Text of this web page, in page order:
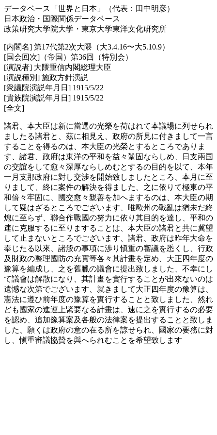
データベース「世界と日本」（代表：田中明彦）
日本政治・国際関係データベース
政策研究大学院大学・東京大学東洋文化研究所
[内閣名] 第17代第2次大隈（大3.4.16〜大5.10.9）
[国会回次]（帝国）第36回（特別会）
[演説者] 大隈重信内閣総理大臣
[演説種別] 施政方針演説
[衆議院演説年月日] 1915/5/22
[貴族院演説年月日] 1915/5/22
[全文]
諸君、本大臣は新に當選の光榮を荷はれて本議場に列せられ
ましたる諸君と、茲に相見え、政府の所見に付きまして一言
することを得るのは、本大臣の光榮とするところでありま
す、諸君、政府は東洋の平和を益々鞏固ならしめ、日支兩国
の交誼をして愈々深厚ならしめむとするの目的を以て、本年
一月支那政府に對し交渉を開始致しましたところ、本月に至
りまして、終に案件の解決を得ました、之に依りて極東の平
和倍々牢固に、國交愈々親善を加へまするのは、本大臣の期
して疑はざるところでございます、唯歐州の戰亂は猶未だ終
熄に至らず、聯合作戰國の努力に依り其目的を達し、平和の
速に克服するに至りますることは、本大臣の諸君と共に冀望
して止まないところでございます、諸君、政府は昨年大命を
奉じたる以來、諸般の事項に渉り愼重の審議を悉くし、行政
及財政の整理國防の充實等各々其計畫を定め、大正四年度の
豫算を編成し、之を舊臘の議會に提出致しました、不幸にし
て議會は解散になり、其計畫を實行することが出來ないのは
遺憾な次第でございます、就きまして大正四年度の豫算は、
憲法に遵ひ前年度の豫算を實行することと致しました、然れ
ども國家の進運上緊要なる計畫は、速に之を實行するの必要
を認め、追加豫算案及各般の法律案を提出することと致しま
した、願くは政府の意の在る所を諒せられ、國家の要務に對
し、愼重審議協贊を與へられむことを希望致します